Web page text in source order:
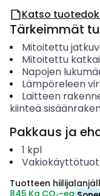
Katso
Tärkeimmät
Mitoitettu
Mitoitettu
Napojen
Lämpöreleen
Laitteen
kiinteä
Pakkaus ja
1 kpl
Tuotteen
845 Kg CO₂-eq